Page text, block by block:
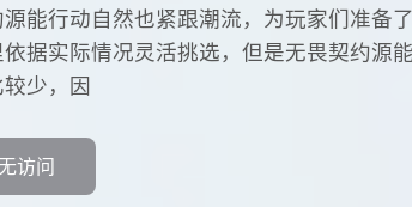
能行动自然也紧跟潮流，为玩家们准备
据实际情况灵活挑选，但是无畏契约源
少，因
访问